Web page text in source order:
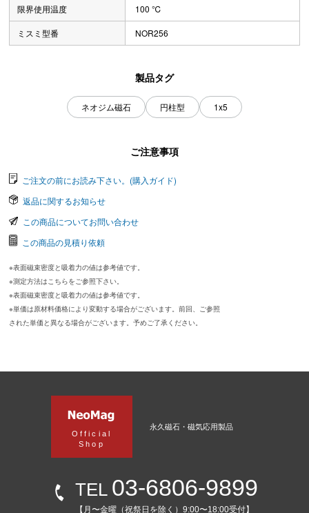
限界使用温度 100 ℃
ミスミ型番 NOR256
製品タグ
ネオジム磁石 円柱型 1x5
ご注意事項
ご注文の前にお読み下さい。(購入ガイド)
返品に関するお知らせ
この商品についてお問い合わせ
この商品の見積り依頼
※表面磁束密度と吸着力の値は参考値です。
※測定方法はこちらをご参照下さい。
※表面磁束密度と吸着力の値は参考値です。
※単価は原材料価格により変動する場合がございます。前回、ご参照
された単価と異なる場合がございます。予めご了承ください。
Official
Shop
永久磁石・磁気応用製品
TEL 03-6806-9899
【月〜金曜（祝祭日を除く）9:00〜18:00受付】